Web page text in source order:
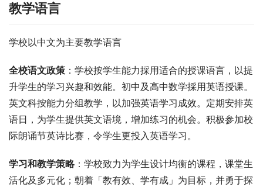
教学语言
学校以中文为主要教学语言
全校语文政策 ：学校按学生能力採用适合的授课语言，以提
升学生的学习兴趣和效能。初中及高中数学採用英语授课。
英文科按能力分组教学，以加强英语学习成效。定期安排英
语日，为学生提供英文语境，增加练习的机会。积极参加校
际朗诵节英诗比赛，令学生更投入英语学习。
学习和教学策略：学校致力为学生设计均衡的课程，课堂生
活化及多元化；朝着「教有效、学有成」为目标，并勇于探